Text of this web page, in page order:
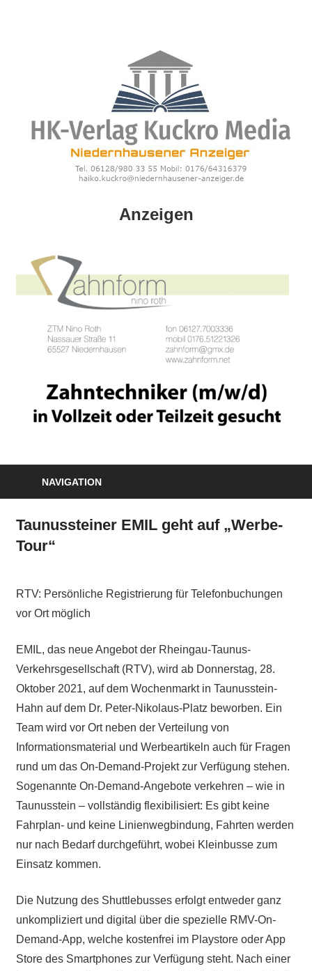
Media
Anzeigen
NAVIGATION
Taunussteiner EMIL geht auf „Werbe-
Tour“
RTV: Persönliche Registrierung für Telefonbuchungen
vor Ort möglich
EMIL, das neue Angebot der Rheingau-Taunus-
Verkehrsgesellschaft (RTV), wird ab Donnerstag, 28.
Oktober 2021, auf dem Wochenmarkt in Taunusstein-
Hahn auf dem Dr. Peter-Nikolaus-Platz beworben. Ein
Team wird vor Ort neben der Verteilung von
Informationsmaterial und Werbeartikeln auch für Fragen
rund um das On-Demand-Projekt zur Verfügung stehen.
Sogenannte On-​Demand-Angebote verkehren – wie in
Taunusstein – vollständig flexibilisiert: Es gibt keine
Fahrplan-​ und keine Linienwegbindung, Fahrten werden
nur nach Bedarf durchgeführt, wobei Kleinbusse zum
Einsatz kommen.
Die Nutzung des Shuttlebusses erfolgt entweder ganz
unkompliziert und digital über die spezielle RMV-On-
Demand-App, welche kostenfrei im Playstore oder App
Store des Smartphones zur Verfügung steht. Nach einer